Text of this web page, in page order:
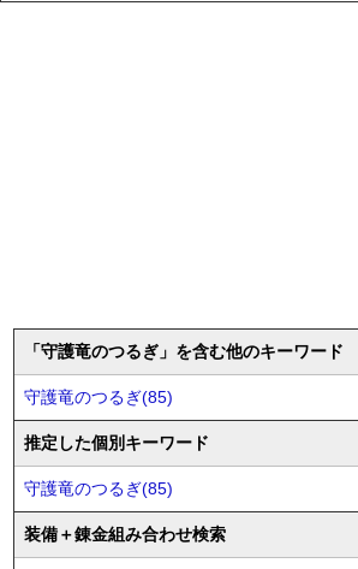
「守護竜のつるぎ」を含む他のキーワード
守護竜のつるぎ(85)
推定した個別キーワード
守護竜のつるぎ(85)
装備＋錬金組み合わせ検索